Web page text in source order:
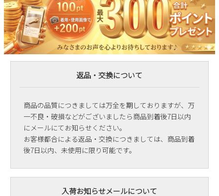
返品・交換について
商品の品質につきましては万全を期しておりますが、万
一不良・破損などがございましたら商品到着後7日以内
にメールにてお知らせください。
お客様都合による返品・交換につきましては、商品到着
後7日以内、未使用に限り可能です。
入荷お知らせメールについて